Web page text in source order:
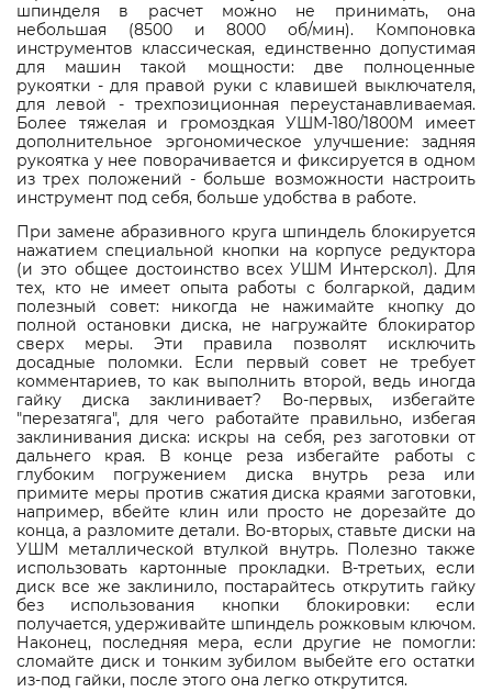
шпинделя в расчет можно не принимать, она
небольшая (8500 и 8000 об/мин). Компоновка
инструментов классическая, единственно допустимая
для машин такой мощности: две полноценные
рукоятки - для правой руки с клавишей выключателя,
для левой - трехпозиционная переустанавливаемая.
Более тяжелая и громоздкая УШМ-180/1800М имеет
дополнительное эргономическое улучшение: задняя
рукоятка у нее поворачивается и фиксируется в одном
из трех положений - больше возможности настроить
инструмент под себя, больше удобства в работе.
При замене абразивного круга шпиндель блокируется
нажатием специальной кнопки на корпусе редуктора
(и это общее достоинство всех УШМ Интерскол). Для
тех, кто не имеет опыта работы с болгаркой, дадим
полезный совет: никогда не нажимайте кнопку до
полной остановки диска, не нагружайте блокиратор
сверх меры. Эти правила позволят исключить
досадные поломки. Если первый совет не требует
комментариев, то как выполнить второй, ведь иногда
гайку диска заклинивает? Во-первых, избегайте
"перезатяга", для чего работайте правильно, избегая
заклинивания диска: искры на себя, рез заготовки от
дальнего края. В конце реза избегайте работы с
глубоким погружением диска внутрь реза или
примите меры против сжатия диска краями заготовки,
например, вбейте клин или просто не дорезайте до
конца, а разломите детали. Во-вторых, ставьте диски на
УШМ металлической втулкой внутрь. Полезно также
использовать картонные прокладки. В-третьих, если
диск все же заклинило, постарайтесь открутить гайку
без использования кнопки блокировки: если
получается, удерживайте шпиндель рожковым ключом.
Наконец, последняя мера, если другие не помогли:
сломайте диск и тонким зубилом выбейте его остатки
из-под гайки, после этого она легко открутится.